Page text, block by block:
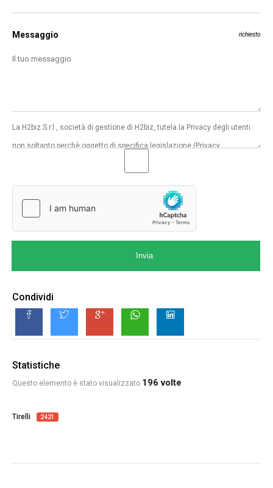
Messaggio richiesto
Invia
Condividi
Statistiche
Questo elemento è stato visualizzato 196 volte
Tirelli 2421